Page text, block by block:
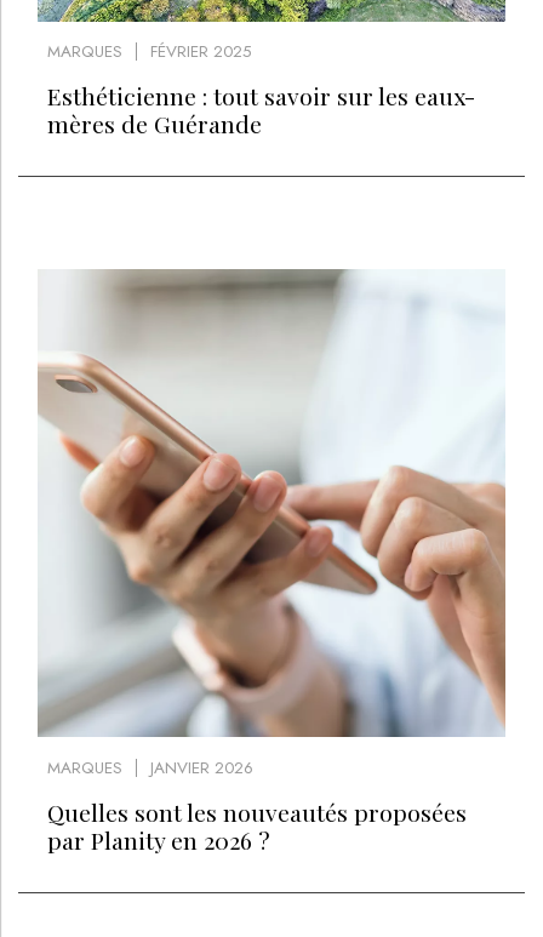
MARQUES FÉVRIER 2025
Esthéticienne : tout savoir sur les eaux-
mères de Guérande
MARQUES JANVIER 2026
Quelles sont les nouveautés proposées
par Planity en 2026 ?